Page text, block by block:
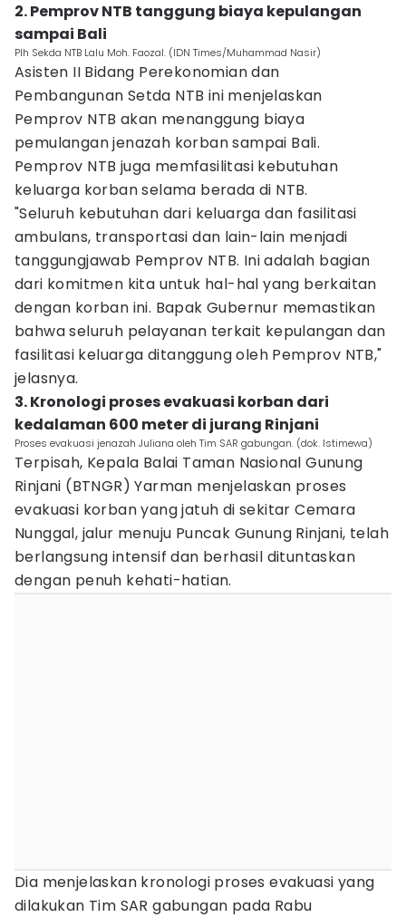
2. Pemprov NTB tanggung biaya kepulangan
sampai Bali
Plh Sekda NTB Lalu Moh. Faozal. (IDN Times/Muhammad Nasir)
Asisten II Bidang Perekonomian dan
Pembangunan Setda NTB ini menjelaskan
Pemprov NTB akan menanggung biaya
pemulangan jenazah korban sampai Bali.
Pemprov NTB juga memfasilitasi kebutuhan
keluarga korban selama berada di NTB.
"Seluruh kebutuhan dari keluarga dan fasilitasi
ambulans, transportasi dan lain-lain menjadi
tanggungjawab Pemprov NTB. Ini adalah bagian
dari komitmen kita untuk hal-hal yang berkaitan
dengan korban ini. Bapak Gubernur memastikan
bahwa seluruh pelayanan terkait kepulangan dan
fasilitasi keluarga ditanggung oleh Pemprov NTB,"
jelasnya.
3. Kronologi proses evakuasi korban dari
kedalaman 600 meter di jurang Rinjani
Proses evakuasi jenazah Juliana oleh Tim SAR gabungan. (dok. Istimewa)
Terpisah, Kepala Balai Taman Nasional Gunung
Rinjani (BTNGR) Yarman menjelaskan proses
evakuasi korban yang jatuh di sekitar Cemara
Nunggal, jalur menuju Puncak Gunung Rinjani, telah
berlangsung intensif dan berhasil dituntaskan
dengan penuh kehati-hatian.
Dia menjelaskan kronologi proses evakuasi yang
dilakukan Tim SAR gabungan pada Rabu